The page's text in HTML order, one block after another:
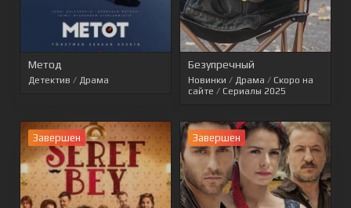
Метод
Детектив / Драма
Безупречный
Новинки / Драма / Скоро на
сайте / Сериалы 2025
Завершен Завершен